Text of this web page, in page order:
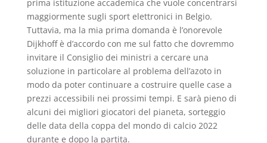
prima istituzione accademica che vuole concentrarsi
maggiormente sugli sport elettronici in Belgio.
Tuttavia, ma la mia prima domanda è l’onorevole
Dijkhoff è d’accordo con me sul fatto che dovremmo
invitare il Consiglio dei ministri a cercare una
soluzione in particolare al problema dell’azoto in
modo da poter continuare a costruire quelle case a
prezzi accessibili nei prossimi tempi. E sarà pieno di
alcuni dei migliori giocatori del pianeta, sorteggio
delle data della coppa del mondo di calcio 2022
durante e dopo la partita.